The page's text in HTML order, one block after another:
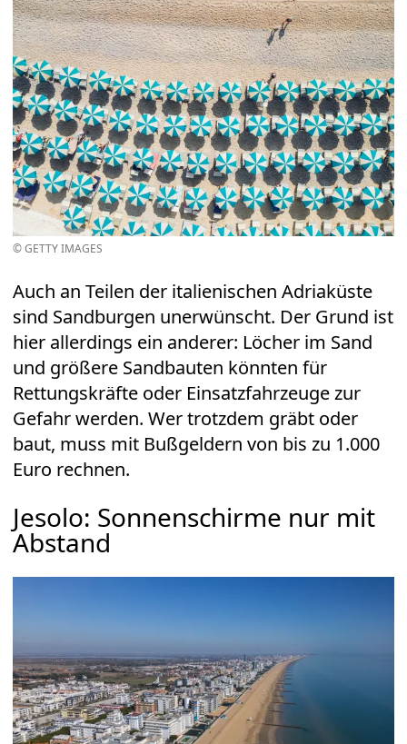
© GETTY IMAGES
Auch an Teilen der italienischen Adriaküste
sind Sandburgen unerwünscht. Der Grund ist
hier allerdings ein anderer: Löcher im Sand
und größere Sandbauten könnten für
Rettungskräfte oder Einsatzfahrzeuge zur
Gefahr werden. Wer trotzdem gräbt oder
baut, muss mit Bußgeldern von bis zu 1.000
Euro rechnen.
Jesolo: Sonnenschirme nur mit
Abstand